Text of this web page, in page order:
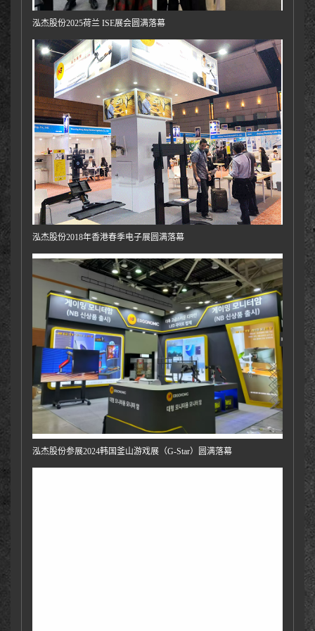
泓杰股份2025荷兰 ISE展会圆满落幕
泓杰股份2018年香港春季电子展圆满落幕
泓杰股份参展2024韩国釜山游戏展（G-Star）圆满落幕